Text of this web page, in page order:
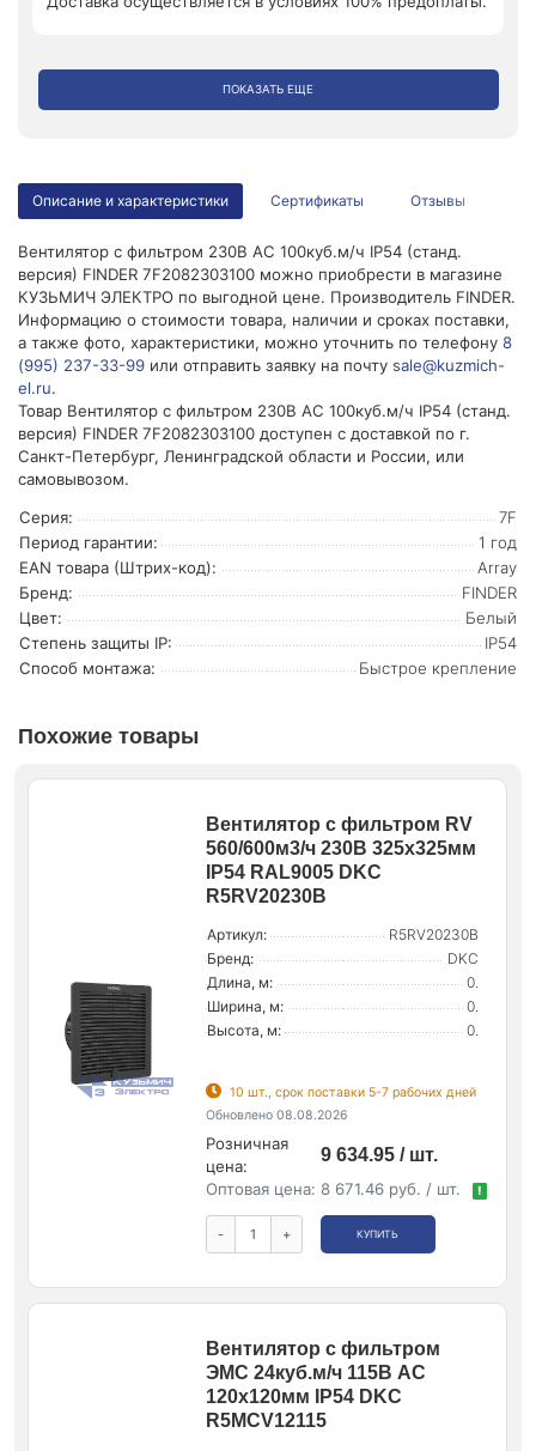
ПОКАЗАТЬ ЕЩЕ
Описание и характеристики Сертификаты Отзывы
Вентилятор с фильтром 230В AC 100куб.м/ч IP54 (станд.
версия) FINDER 7F2082303100 можно приобрести в магазине
КУЗЬМИЧ ЭЛЕКТРО по выгодной цене. Производитель FINDER.
Информацию о стоимости товара, наличии и сроках поставки,
а также фото, характеристики, можно уточнить по телефону 8
(995) 237-33-99 или отправить заявку на почту sale@kuzmich-
el.ru.
Товар Вентилятор с фильтром 230В AC 100куб.м/ч IP54 (станд.
версия) FINDER 7F2082303100 доступен с доставкой по г.
Санкт-Петербург, Ленинградской области и России, или
самовывозом.
Серия:
7F
Период гарантии:
1 год
EAN товара (Штрих-код):
Array
Бренд:
FINDER
Цвет:
Белый
Степень защиты IP:
IP54
Способ монтажа:
Быстрое крепление
Похожие товары
Вентилятор с фильтром RV
560/600м3/ч 230В 325х325мм
IP54 RAL9005 DKC
R5RV20230B
Артикул:
R5RV20230B
Бренд:
DKC
Длина, м:
0.
Ширина, м:
0.
Высота, м:
0.
10 шт., срок поставки 5-7 рабочих дней
Обновлено 08.08.2026
Розничная
цена:
9 634.95 / шт.
Оптовая цена: 8 671.46 руб. / шт. !
- + КУПИТЬ
Вентилятор с фильтром
ЭМС 24куб.м/ч 115В AC
120х120мм IP54 DKC
R5MCV12115